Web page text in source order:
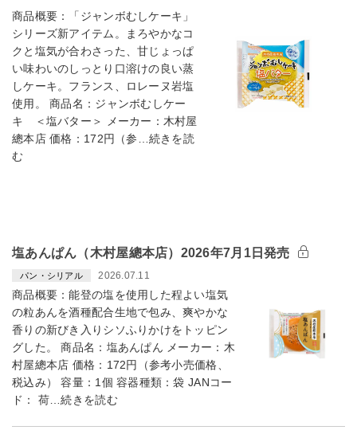
商品概要：「ジャンボむしケーキ」
シリーズ新アイテム。まろやかなコ
クと塩気が合わさった、甘じょっぱ
い味わいのしっとり口溶けの良い蒸
しケーキ。フランス、ロレーヌ岩塩
使用。 商品名：ジャンボむしケー
キ ＜塩バター＞ メーカー：木村屋
總本店 価格：172円（参…続きを読
む
塩あんぱん（木村屋總本店）2026年7月1日発売
パン・シリアル 2026.07.11
商品概要：能登の塩を使用した程よい塩気
の粒あんを酒種配合生地で包み、爽やかな
香りの新びき入りシソふりかけをトッピン
グした。 商品名：塩あんぱん メーカー：木
村屋總本店 価格：172円（参考小売価格、
税込み） 容量：1個 容器種類：袋 JANコー
ド： 荷…続きを読む